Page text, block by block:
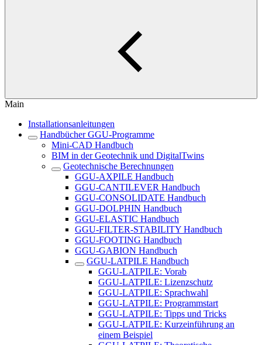
Main
Installationsanleitungen
Handbücher GGU-Programme
Mini-CAD Handbuch
BIM in der Geotechnik und DigitalTwins
Geotechnische Berechnungen
GGU-AXPILE Handbuch
GGU-CANTILEVER Handbuch
GGU-CONSOLIDATE Handbuch
GGU-DOLPHIN Handbuch
GGU-ELASTIC Handbuch
GGU-FILTER-STABILITY Handbuch
GGU-FOOTING Handbuch
GGU-GABION Handbuch
GGU-LATPILE Handbuch
GGU-LATPILE: Vorab
GGU-LATPILE: Lizenzschutz
GGU-LATPILE: Sprachwahl
GGU-LATPILE: Programmstart
GGU-LATPILE: Tipps und Tricks
GGU-LATPILE: Kurzeinführung an
einem Beispiel